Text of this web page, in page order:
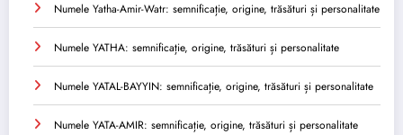
Numele Yatha-Amir-Watr: semnificație, origine, trăsături și personalitate
Numele YATHA: semnificație, origine, trăsături și personalitate
Numele YATAL-BAYYIN: semnificație, origine, trăsături și personalitate
Numele YATA-AMIR: semnificație, origine, trăsături și personalitate